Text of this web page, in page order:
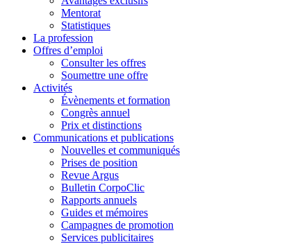
Mentorat
Statistiques
La profession
Offres d’emploi
Consulter les offres
Soumettre une offre
Activités
Évènements et formation
Congrès annuel
Prix et distinctions
Communications et publications
Nouvelles et communiqués
Prises de position
Revue Argus
Bulletin CorpoClic
Rapports annuels
Guides et mémoires
Campagnes de promotion
Services publicitaires